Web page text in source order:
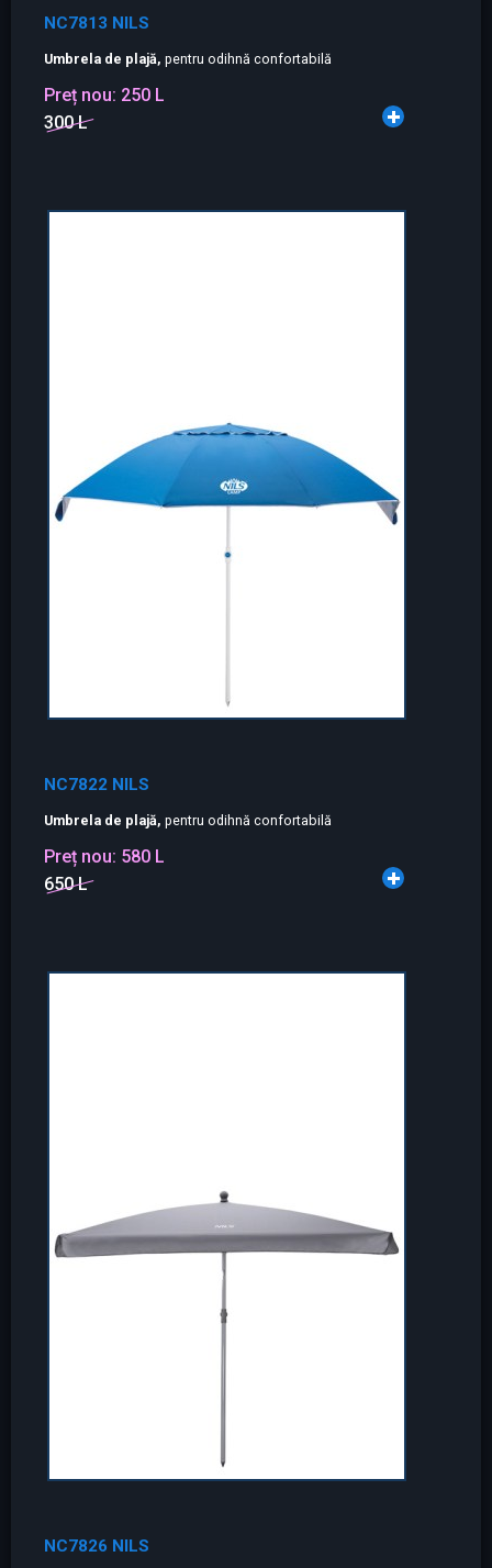
NC7813 NILS
Umbrela de plajă, pentru odihnă confortabilă
Preț nou: 250 L
300 L
NC7822 NILS
Umbrela de plajă, pentru odihnă confortabilă
Preț nou: 580 L
650 L
NC7826 NILS